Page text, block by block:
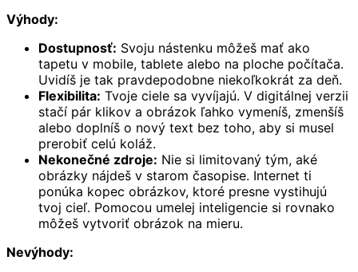
Výhody:
Dostupnosť: Svoju nástenku môžeš mať ako
tapetu v mobile, tablete alebo na ploche počítača.
Uvidíš je tak pravdepodobne niekoľkokrát za deň.
Flexibilita: Tvoje ciele sa vyvíjajú. V digitálnej verzii
stačí pár klikov a obrázok ľahko vymeníš, zmenšíš
alebo doplníš o nový text bez toho, aby si musel
prerobiť celú koláž.
Nekonečné zdroje: Nie si limitovaný tým, aké
obrázky nájdeš v starom časopise. Internet ti
ponúka kopec obrázkov, ktoré presne vystihujú
tvoj cieľ. Pomocou umelej inteligencie si rovnako
môžeš vytvoriť obrázok na mieru.
Nevýhody: